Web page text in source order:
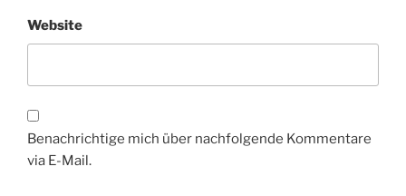
Website
Benachrichtige mich über nachfolgende Kommentare
via E-Mail.